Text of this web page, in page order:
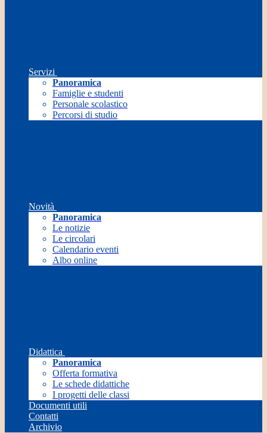
Servizi
Panoramica
Famiglie e studenti
Personale scolastico
Percorsi di studio
Novità
Panoramica
Le notizie
Le circolari
Calendario eventi
Albo online
Didattica
Panoramica
Offerta formativa
Le schede didattiche
I progetti delle classi
Documenti utili
Contatti
Archivio